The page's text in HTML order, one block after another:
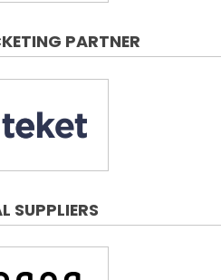
PARTNER
SUPPLIERS